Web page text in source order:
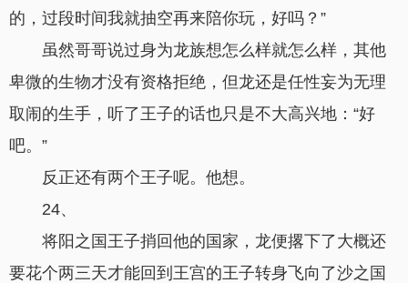
的，过段时间我就抽空再来陪你玩，好吗？”
虽然哥哥说过身为龙族想怎么样就怎么样，其他
卑微的生物才没有资格拒绝，但龙还是任性妄为无理
取闹的生手，听了王子的话也只是不大高兴地：“好
吧。”
反正还有两个王子呢。他想。
24、
将阳之国王子捎回他的国家，龙便撂下了大概还
要花个两三天才能回到王宫的王子转身飞向了沙之国